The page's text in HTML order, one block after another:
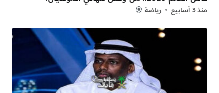
منذ 3 أسابيع رياضة